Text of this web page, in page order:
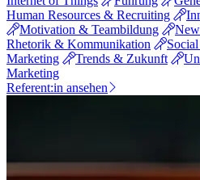
Human Resources & Recruiting
Motivation & Teambildung
Rhetorik & Kommunikation
Marketing
Trends & Zukunft
Marketing
Referent:in ansehen